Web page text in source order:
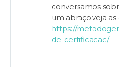
conversamos
um abraço.veja
https://
de-certificacao/